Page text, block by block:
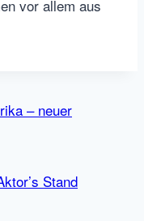
vor allem aus
– neuer
Stand